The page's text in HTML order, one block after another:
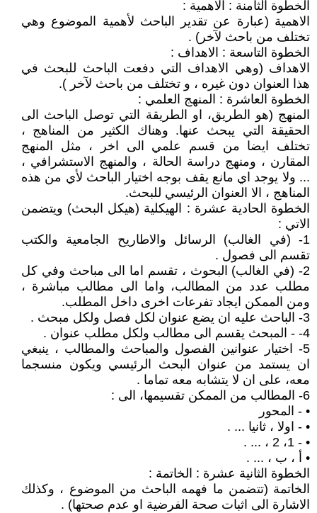
الخطوة الثامنة : الاهمية :
الاهمية (عبارة عن تقدير الباحث لأهمية الموضوع وهي
تختلف من باحث لآخر) .
الخطوة التاسعة : الاهداف :
الاهداف (وهي الاهداف التي دفعت الباحث للبحث في
هذا العنوان دون غيره ، و تختلف من باحث لآخر ).
الخطوة العاشرة : المنهج العلمي :
المنهج (هو الطريق، او الطريقة التي توصل الباحث الى
الحقيقة التي يبحث عنها. وهناك الكثير من المناهج ،
تختلف ايضا من قسم علمي الى اخر ، مثل المنهج
المقارن ، ومنهج دراسة الحالة ، والمنهج الاستشرافي ،
... ولا يوجد اي مانع يقف بوجه اختيار الباحث لأي من هذه
المناهج ، الا العنوان الرئيسي للبحث.
الخطوة الحادية عشرة : الهيكلية (هيكل البحث) ويتضمن
الاتي :
1- (في الغالب) الرسائل والاطاريح الجامعية والكتب
تقسم الى فصول .
2- (في الغالب) البحوث ، تقسم اما الى مباحث وفي كل
مطلب عدد من المطالب، واما الى مطالب مباشرة ،
ومن الممكن ايجاد تفرعات اخرى داخل المطلب.
3- الباحث عليه ان يضع عنوان لكل فصل ولكل مبحث .
4- - المبحث يقسم الى مطالب ولكل مطلب عنوان .
5- اختيار عنوانين الفصول والمباحث والمطالب ، ينبغي
ان يستمد من عنوان البحث الرئيسي ويكون منسجما
معه، على ان لا يتشابه معه تماما .
6- المطالب من الممكن تقسيمها، الى :
• - المحور
• - اولا ، ثانيا ... .
• - 1، 2 ، ... .
• أ ، ب ، ... .
الخطوة الثانية عشرة : الخاتمة :
الخاتمة (تتضمن ما فهمه الباحث من الموضوع ، وكذلك
الاشارة الى اثبات صحة الفرضية او عدم صحتها) .